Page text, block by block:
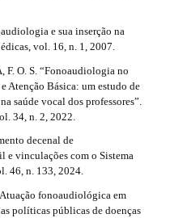
e sua inserção na
vol. 16, n. 1, 2007.
F. O. S. “Fonoaudiologia no
Atenção Básica: um estudo de
saúde vocal dos professores”.
34, n. 2, 2022.
decenal de
e vinculações com o Sistema
46, n. 133, 2024.
fonoaudiológica em
políticas públicas de doenças